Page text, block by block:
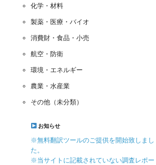
化学・材料
製薬・医療・バイオ
消費財・食品・小売
航空・防衛
環境・エネルギー
農業・水産業
その他（未分類）
お知らせ
※無料翻訳ツールのご提供を開始致しまし
た。
※当サイトに記載されていない調査レポー